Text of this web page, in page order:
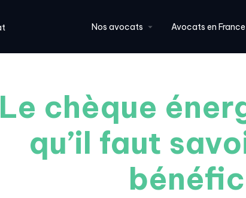
Nos avocats Avocats en France
Le chèque
qu’il faut